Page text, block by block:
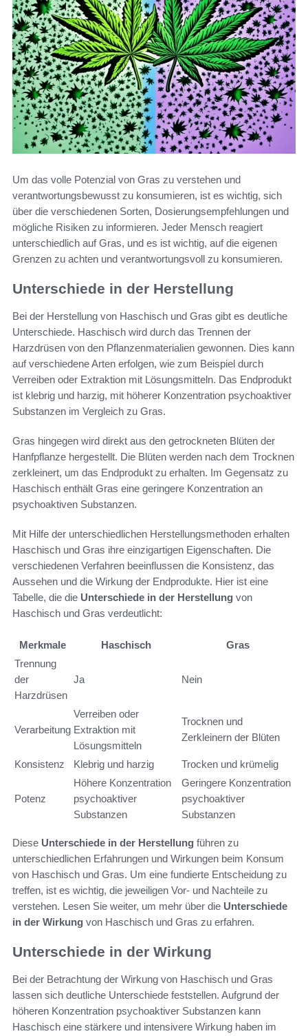
Um das volle Potenzial von Gras zu verstehen und
verantwortungsbewusst zu konsumieren, ist es wichtig, sich
über die verschiedenen Sorten, Dosierungsempfehlungen und
mögliche Risiken zu informieren. Jeder Mensch reagiert
unterschiedlich auf Gras, und es ist wichtig, auf die eigenen
Grenzen zu achten und verantwortungsvoll zu konsumieren.
Unterschiede in der Herstellung
Bei der Herstellung von Haschisch und Gras gibt es deutliche
Unterschiede. Haschisch wird durch das Trennen der
Harzdrüsen von den Pflanzenmaterialien gewonnen. Dies kann
auf verschiedene Arten erfolgen, wie zum Beispiel durch
Verreiben oder Extraktion mit Lösungsmitteln. Das Endprodukt
ist klebrig und harzig, mit höherer Konzentration psychoaktiver
Substanzen im Vergleich zu Gras.
Gras hingegen wird direkt aus den getrockneten Blüten der
Hanfpflanze hergestellt. Die Blüten werden nach dem Trocknen
zerkleinert, um das Endprodukt zu erhalten. Im Gegensatz zu
Haschisch enthält Gras eine geringere Konzentration an
psychoaktiven Substanzen.
Mit Hilfe der unterschiedlichen Herstellungsmethoden erhalten
Haschisch und Gras ihre einzigartigen Eigenschaften. Die
verschiedenen Verfahren beeinflussen die Konsistenz, das
Aussehen und die Wirkung der Endprodukte. Hier ist eine
Tabelle, die die Unterschiede in der Herstellung von
Haschisch und Gras verdeutlicht:
Merkmale Haschisch
Gras
Trennung
der
Harzdrüsen
Ja Nein
Verarbeitung
Verreiben oder
Extraktion mit
Lösungsmitteln
Trocknen und
Zerkleinern der Blüten
Konsistenz Klebrig und harzig Trocken und krümelig
Potenz
Höhere Konzentration
psychoaktiver
Substanzen
Geringere Konzentration
psychoaktiver
Substanzen
Diese Unterschiede in der Herstellung führen zu
unterschiedlichen Erfahrungen und Wirkungen beim Konsum
von Haschisch und Gras. Um eine fundierte Entscheidung zu
treffen, ist es wichtig, die jeweiligen Vor- und Nachteile zu
verstehen. Lesen Sie weiter, um mehr über die Unterschiede
in der Wirkung von Haschisch und Gras zu erfahren.
Unterschiede in der Wirkung
Bei der Betrachtung der Wirkung von Haschisch und Gras
lassen sich deutliche Unterschiede feststellen. Aufgrund der
höheren Konzentration psychoaktiver Substanzen kann
Haschisch eine stärkere und intensivere Wirkung haben im